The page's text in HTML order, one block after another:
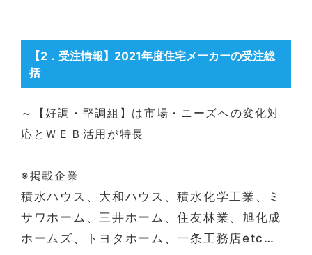
【2 ．受注情報】2021年度住宅メーカーの受注総
括
～【好調・堅調組】は市場・ニーズへの変化対
応とＷＥＢ活用が特長
※掲載企業
積水ハウス、大和ハウス、積水化学工業、ミ
サワホーム、三井ホーム、住友林業、旭化成
ホームズ、トヨタホーム、一条工務店etc…